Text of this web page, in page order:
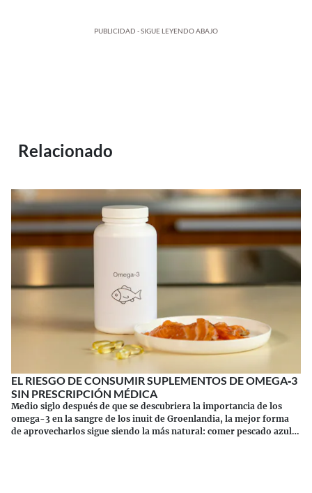
PUBLICIDAD - SIGUE LEYENDO ABAJO
Relacionado
EL RIESGO DE CONSUMIR SUPLEMENTOS DE OMEGA‑3
SIN PRESCRIPCIÓN MÉDICA
Medio siglo después de que se descubriera la importancia de los
omega-3 en la sangre de los inuit de Groenlandia, la mejor forma
de aprovecharlos sigue siendo la más natural: comer pescado azul.